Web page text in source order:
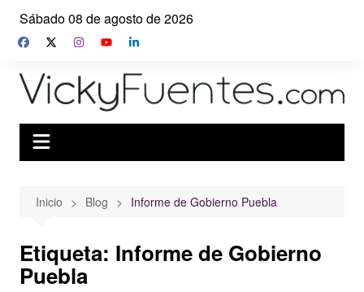
Saltar
contenido
Sábado 08 de agosto de 2026
Inicio Blog Informe de Gobierno Puebla
Etiqueta: Informe de Gobierno
Puebla